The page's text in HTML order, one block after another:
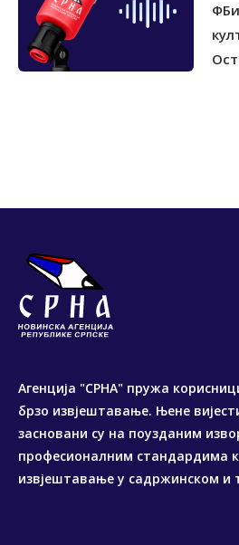
Агенција "СРНА" пружа
брзо извјештавање. Њене
засновани су на поузданим
професионалним стандардима
извјештавање у садржинском и